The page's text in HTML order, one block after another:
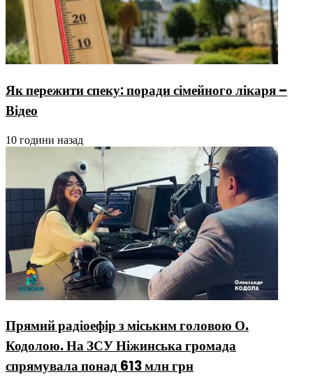
Як пережити спеку: поради сімейного лікаря –
Відео
10 години назад
Прямий радіоефір з міським головою О.
Кодолою. На ЗСУ Ніжинська громада
спрямувала понад 613 млн грн